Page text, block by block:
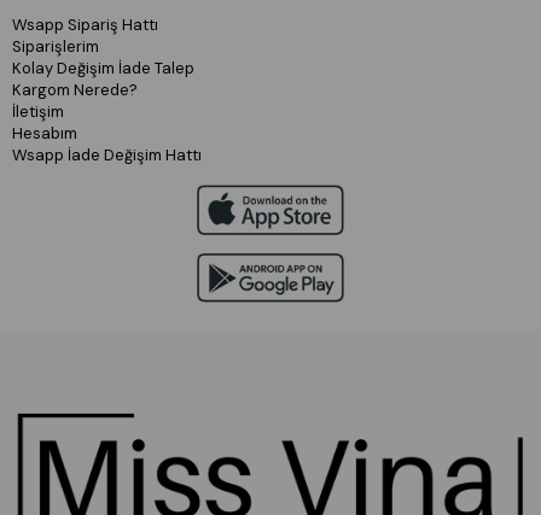
Wsapp Sipariş Hattı
Siparişlerim
Kolay Değişim İade Talep
Kargom Nerede?
İletişim
Hesabım
Wsapp İade Değişim Hattı